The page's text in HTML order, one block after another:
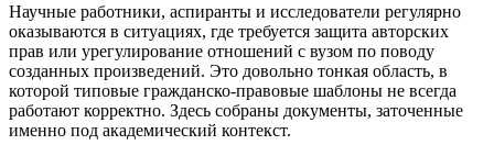
Научные работники, аспиранты и исследователи регулярно
оказываются в ситуациях, где требуется защита авторских
прав или урегулирование отношений с вузом по поводу
созданных произведений. Это довольно тонкая область, в
которой типовые гражданско-правовые шаблоны не всегда
работают корректно. Здесь собраны документы, заточенные
именно под академический контекст.